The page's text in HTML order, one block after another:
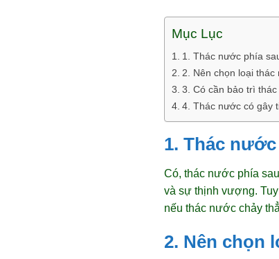
Mục Lục
1. Thác nước phía
2. Nên chọn loại
3. Có cần bảo trì
4. Thác nước có gây
1. Thác
Có, thác nước phía
và sự thịnh vượng.
nếu thác nước chảy
2. Nên chọn